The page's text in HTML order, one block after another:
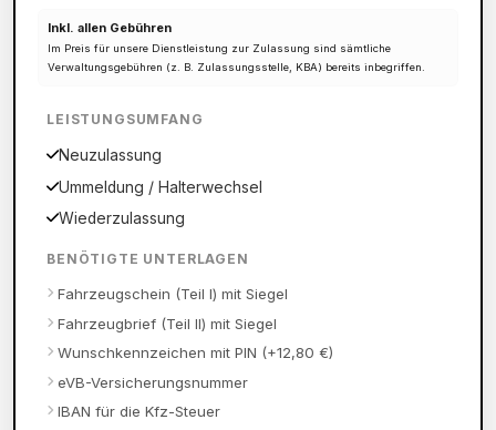
Inkl. allen Gebühren
Im Preis für unsere Dienstleistung zur Zulassung sind sämtliche
Verwaltungsgebühren (z. B. Zulassungsstelle, KBA) bereits inbegriffen.
LEISTUNGSUMFANG
Neuzulassung
Ummeldung / Halterwechsel
Wiederzulassung
BENÖTIGTE UNTERLAGEN
Fahrzeugschein (Teil I) mit Siegel
Fahrzeugbrief (Teil II) mit Siegel
Wunschkennzeichen mit PIN (+12,80 €)
eVB-Versicherungsnummer
IBAN für die Kfz-Steuer